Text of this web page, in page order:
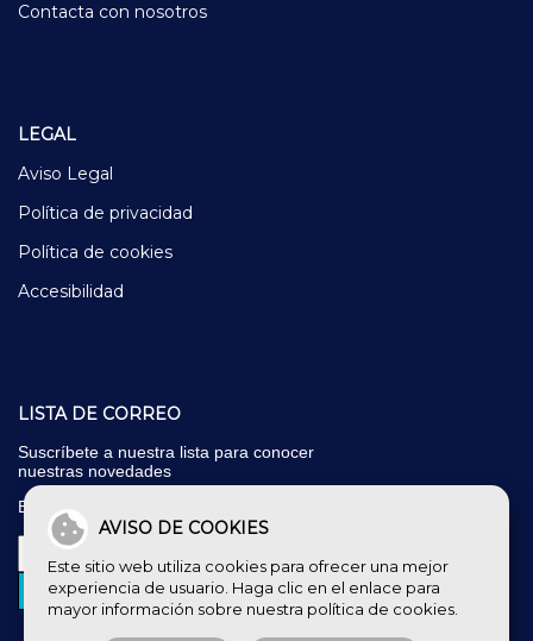
Contacta con nosotros
LEGAL
Aviso Legal
Política de privacidad
Política de cookies
Accesibilidad
LISTA DE CORREO
Suscríbete a nuestra lista para conocer
nuestras novedades
E-mail:
AVISO DE COOKIES
Este sitio web utiliza cookies para ofrecer una mejor
experiencia de usuario. Haga clic en el enlace para
mayor información sobre nuestra política de cookies